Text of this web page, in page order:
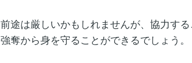
前途は厳しいかもしれませんが、協力す
強奪から身を守ることができるでしょう。